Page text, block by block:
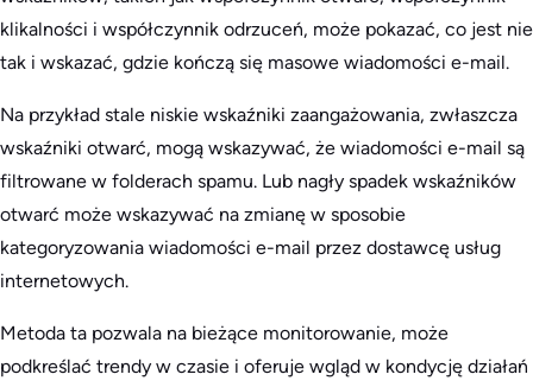
klikalności i współczynnik odrzuceń, może pokazać, co jest nie
tak i wskazać, gdzie kończą się masowe wiadomości e-mail.
Na przykład stale niskie wskaźniki zaangażowania, zwłaszcza
wskaźniki otwarć, mogą wskazywać, że wiadomości e-mail są
filtrowane w folderach spamu. Lub nagły spadek wskaźników
otwarć może wskazywać na zmianę w sposobie
kategoryzowania wiadomości e-mail przez dostawcę usług
internetowych.
Metoda ta pozwala na bieżące monitorowanie, może
podkreślać trendy w czasie i oferuje wgląd w kondycję działań